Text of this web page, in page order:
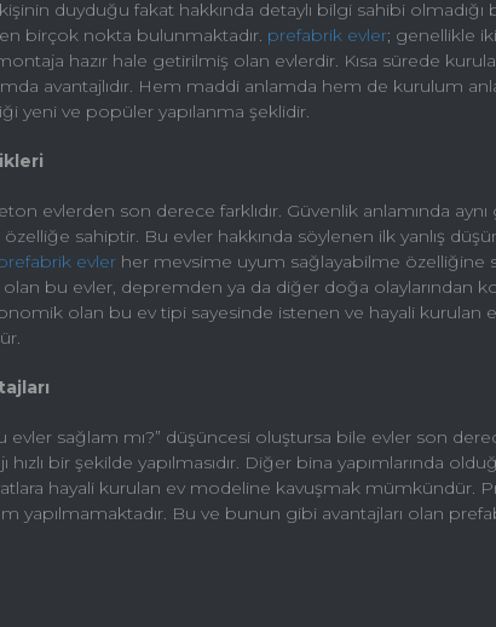
duyduğu fakat hakkında detaylı bilgi sahibi olmadığı
birçok nokta bulunmaktadır. prefabrik evler; genellikle
hazır hale getirilmiş olan evlerdir. Kısa sürede
avantajlıdır. Hem maddi anlamda hem de kurulum
yeni ve popüler yapılanma şeklidir.
evlerden son derece farklıdır. Güvenlik anlamında
sahiptir. Bu evler hakkında söylenen ilk yanlış
evler her mevsime uyum sağlayabilme özelliğine
olan bu evler, depremden ya da diğer doğa olaylarından
olan bu ev tipi sayesinde istenen ve hayali kurulan
evler sağlam mı?” düşüncesi oluştursa bile evler son
bir şekilde yapılmasıdır. Diğer bina yapımlarında
hayali kurulan ev modeline kavuşmak mümkündür.
yapılmamaktadır. Bu ve bunun gibi avantajları olan